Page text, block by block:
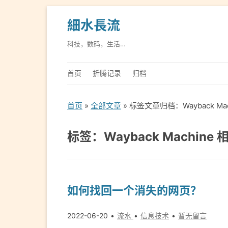
細水長流
科技，数码，生活…
首页 折腾记录 归档
首页 » 全部文章 » 标签文章归档：Wayback
标签：Wayback Machine
如何找回一个消失的网页？
2022-06-20 流水 信息技术 暂无留言